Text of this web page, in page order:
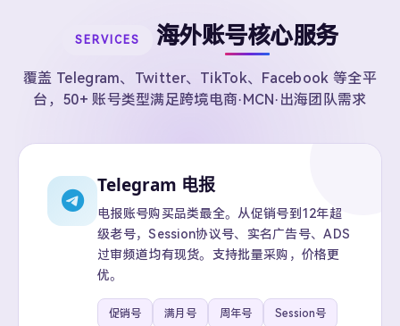
SERVICES 海外账号核心服务
覆盖 Telegram、Twitter、TikTok、Facebook 等全平
台，50+ 账号类型满足跨境电商·MCN·出海团队需求
Telegram 电报
电报账号购买品类最全。从促销号到12年超
级老号，Session协议号、实名广告号、ADS
过审频道均有现货。支持批量采购，价格更
优。
促销号 满月号 周年号 Session号